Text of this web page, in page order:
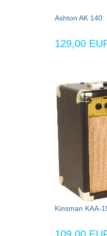
Ashton AK 140
129,00
Kinsman KAA-